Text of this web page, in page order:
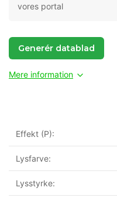
vores portal
Generér datablad
Mere information
Effekt (P):
Lysfarve:
Lysstyrke: